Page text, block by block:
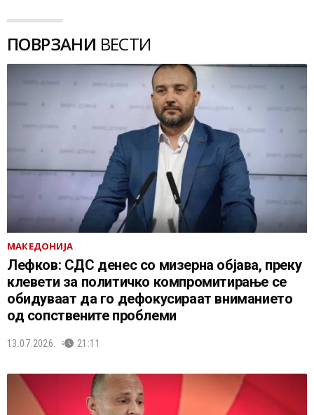
ПОВРЗАНИ ВЕСТИ
МАКЕДОНИЈА
Лефков: СДС денес со мизерна објава, преку
клевети за политичко компромитирање се
обидуваат да го дефокусираат вниманието
од сопствените проблеми
13.07.2026. 21:11